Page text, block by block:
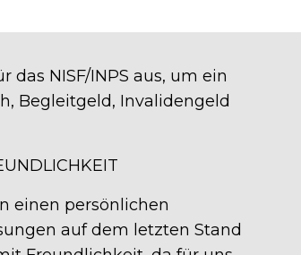
NISF/INPS aus, um ein
Begleitgeld, Invalidengeld
einen persönlichen
auf dem letzten Stand